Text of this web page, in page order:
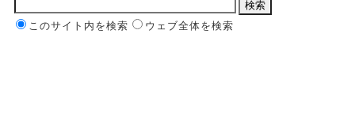
このサイト内を検索 ウェブ全体を検索